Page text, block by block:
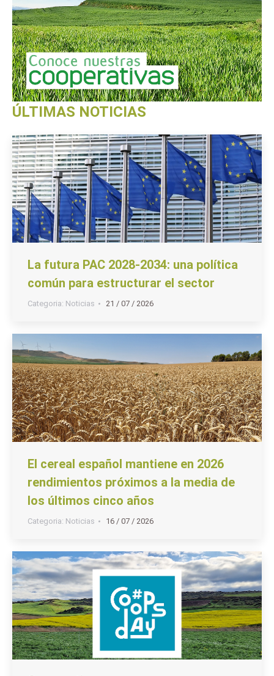
ÚLTIMAS NOTICIAS
La futura PAC 2028-2034: una política
común para estructurar el sector
Categoria: Noticias 21 / 07 / 2026
El cereal español mantiene en 2026
rendimientos próximos a la media de
los últimos cinco años
Categoria: Noticias 16 / 07 / 2026